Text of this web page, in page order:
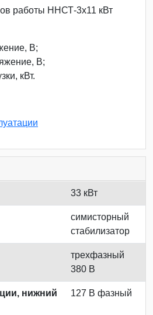
работы ННСТ-3х11 кВт
В;
В;
кВт.
33 кВт
симисторный
стабилизатор
трехфазный
380 В
нижний
127 В фазный